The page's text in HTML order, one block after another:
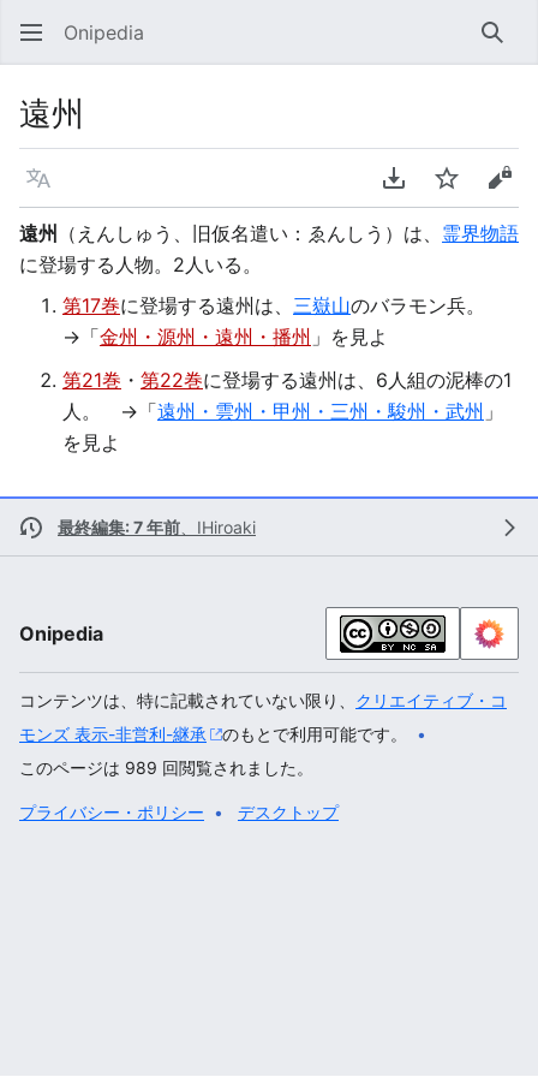
Onipedia 検索
遠州
言語 PDFをダウンロ
ウォッチソ
遠州
（えんしゅう、旧仮名遣い：ゑんしう）は、 霊界物語
に登場する人物。2人いる。
第17巻に登場する遠州は、 三嶽山のバラモン兵。
→「金州・源州・遠州・播州 」を見よ
第21巻 ・ 第22巻に登場する遠州は、6人組の泥棒の1
人。 →「遠州・雲州・甲州・三州・駿州・武州 」
を見よ
最終編集: 7 年前 IHiroaki
Onipedia
コンテンツは、特に記載されていない限り、 クリエイティブ・コ
モンズ 表示-非営利-継承
のもとで利用可能です。
このページは 989 回閲覧されました。
プライバシー・ポリシー デスクトップ